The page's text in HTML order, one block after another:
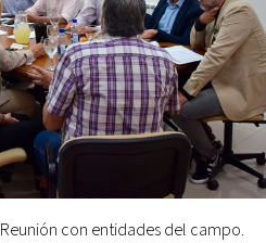
Reunión con entidades del campo.